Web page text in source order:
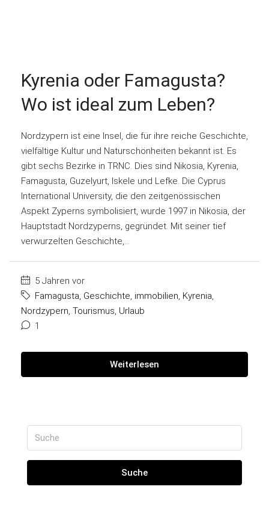
Kyrenia oder Famagusta?
Wo ist ideal zum Leben?
Nordzypern ist eine Insel, die für ihre reiche Geschichte,
vielfältige Kultur und Naturschönheiten bekannt ist. Es
gibt sechs Bezirke in TRNC. Dies sind Nikosia, Kyrenia,
Famagusta, Guzelyurt, Iskele und Lefke. Die Cyprus
International University, die den zeitgenössischen
Aspekt Zyperns symbolisiert, wurde 1997 in Nikosia, der
Hauptstadt Nordzyperns, gegründet. Mit seiner tief
verwurzelten Geschichte,...
5 Jahren vor
Famagusta, Geschichte, immobilien, Kyrenia,
Nordzypern, Tourismus, Urlaub
1
Weiterlesen
Suche